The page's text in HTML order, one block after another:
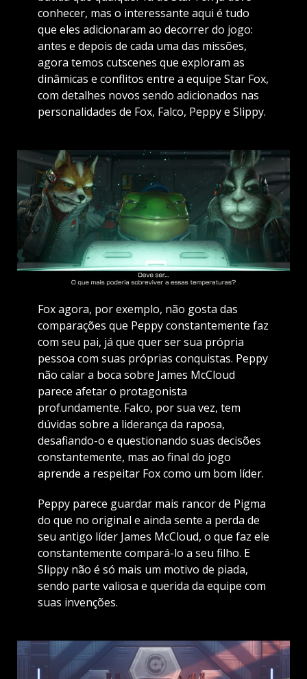
conhecer, mas o interessante aqui é tudo
que eles adicionaram ao decorrer do jogo:
antes e depois de cada uma das missões,
agora temos cutscenes que exploram as
dinâmicas e conflitos entre a equipe Star Fox,
com detalhes novos sendo adicionados nas
personalidades de Fox, Falco, Peppy e Slippy.
Fox agora, por exemplo, não gosta das
comparações que Peppy constantemente faz
com seu pai, já que quer ser sua própria
pessoa com suas próprias conquistas. Peppy
não calar a boca sobre James McCloud
parece afetar o protagonista
profundamente. Falco, por sua vez, tem
dúvidas sobre a liderança da raposa,
desafiando-o e questionando suas decisões
constantemente, mas ao final do jogo
aprende a respeitar Fox como um bom líder.
Peppy parece guardar mais rancor de Pigma
do que no original e ainda sente a perda de
seu antigo líder James McCloud, o que faz ele
constantemente compará-lo a seu filho. E
Slippy não é só mais um motivo de piada,
sendo parte valiosa e querida da equipe com
suas invenções.